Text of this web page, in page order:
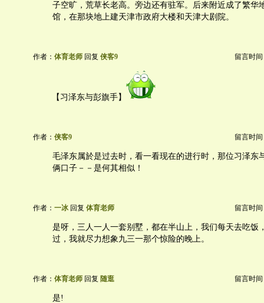
子空旷，荒草长老高。旁边还有驻军。后来附近成了繁华
馆，在那块地上建天津市政府大楼和天津大剧院。
作者： 体育老师 回复 侠客9 留言时间
【习泽东与彭旗手】
作者： 侠客9 留言时间
毛泽东属於是过去时，看一看现在的进行时，那位习泽东
俩口子－－是何其相似！
作者： 一冰 回复 体育老师 留言时间
是呀，三人一人一套别墅，都在半山上，我们每天去吃饭
过，我就尽力想象九三一那个惊险的晚上。
作者： 体育老师 回复 随逛 留言时间
是!